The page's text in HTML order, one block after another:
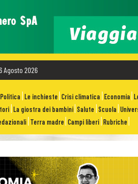
Agosto 2026
Politica Le inchieste Crisi climatica Economia
La giostra dei bambini Salute Scuola
Terra madre Campi liberi Rubriche